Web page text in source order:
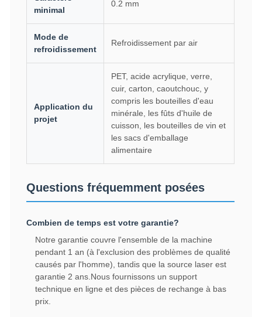
minimal
0.2 mm
Mode de
refroidissement
Refroidissement par air
Application du
projet
PET, acide acrylique, verre,
cuir, carton, caoutchouc, y
compris les bouteilles d'eau
minérale, les fûts d'huile de
cuisson, les bouteilles de vin et
les sacs d'emballage
alimentaire
Questions fréquemment posées
Combien de temps est votre garantie?
Notre garantie couvre l'ensemble de la machine
pendant 1 an (à l'exclusion des problèmes de qualité
causés par l'homme), tandis que la source laser est
garantie 2 ans.Nous fournissons un support
technique en ligne et des pièces de rechange à bas
prix.